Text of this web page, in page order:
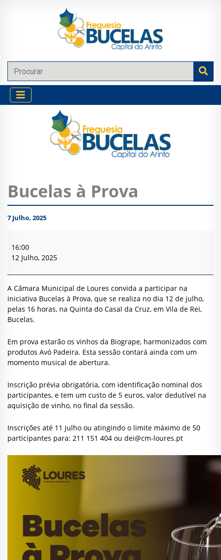
Bucelas à Prova
7 Julho, 2025
Prova
16:00
12 Julho, 2025
A Câmara Municipal de Loures convida a participar na
iniciativa Bucelas à Prova, que se realiza no dia 12 de julho,
pelas 16 horas, na Quinta do Casal da Cruz, em Vila de Rei,
Bucelas.
Em prova estarão os vinhos da Biogrape, harmonizados com
produtos Avó Padeira. Esta sessão contará ainda com um
momento musical de abertura.
Inscrição prévia obrigatória, com identificação nominal dos
participantes, e tem um custo de 5 euros, valor dedutível na
aquisição de vinho, no final da sessão.
Inscrições até 11 julho ou atingindo o limite máximo de 50
participantes para: 211 151 404 ou dei@cm-loures.pt